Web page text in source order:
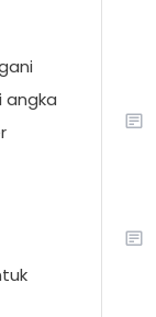
angka